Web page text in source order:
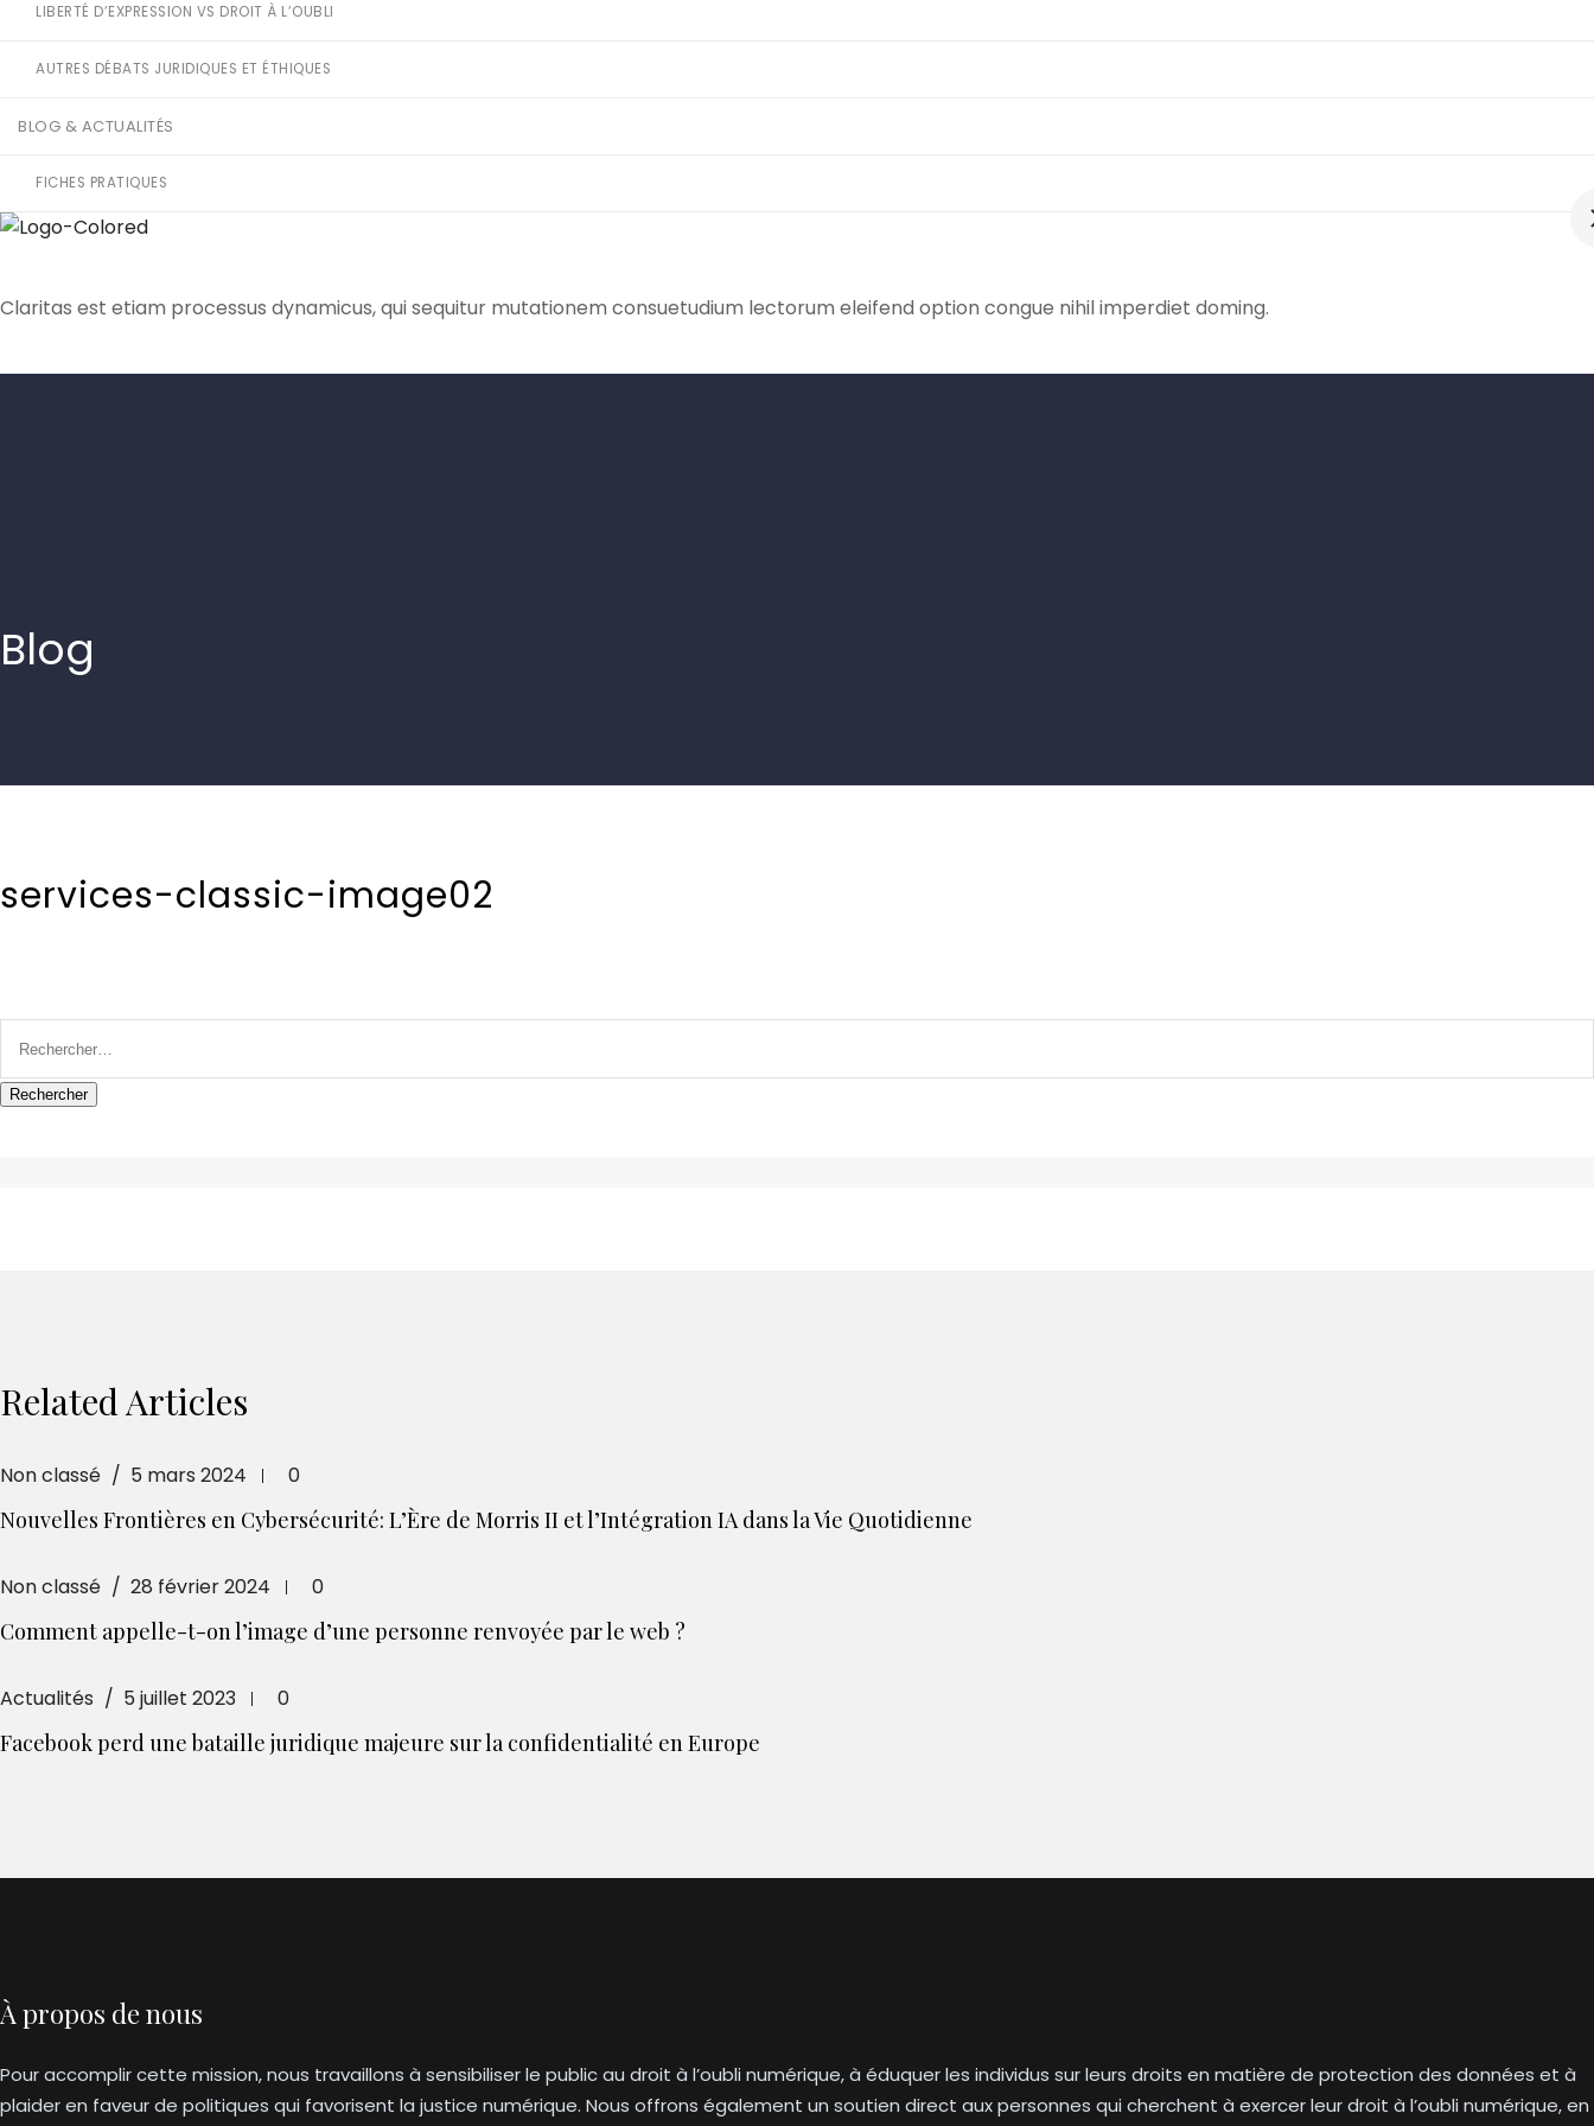
LIBERTÉ D’EXPRESSION VS DROIT À L’OUBLI
AUTRES DÉBATS JURIDIQUES ET ÉTHIQUES
BLOG & ACTUALITÉS
FICHES PRATIQUES
Claritas est etiam processus dynamicus, qui sequitur mutationem consuetudium lectorum eleifend option congue nihil imperdiet doming.
Blog
services-classic-image02
Related Articles
Non classé 5 mars 2024 0
Nouvelles Frontières en Cybersécurité: L’Ère de Morris II et l’Intégration IA dans la Vie Quotidienne
Non classé 28 février 2024 0
Comment appelle-t-on l’image d’une personne renvoyée par le web ?
Actualités 5 juillet 2023 0
Facebook perd une bataille juridique majeure sur la confidentialité en Europe
À propos de nous
Pour accomplir cette mission, nous travaillons à sensibiliser le public au droit à l’oubli numérique, à éduquer les individus sur leurs droits en matière de protection des données et à
plaider en faveur de politiques qui favorisent la justice numérique. Nous offrons également un soutien direct aux personnes qui cherchent à exercer leur droit à l’oubli numérique, en